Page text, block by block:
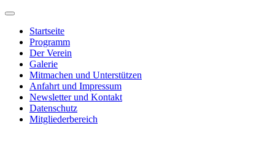
Startseite
Programm
Der Verein
Galerie
Mitmachen und Unterstützen
Anfahrt und Impressum
Newsletter und Kontakt
Datenschutz
Mitgliederbereich